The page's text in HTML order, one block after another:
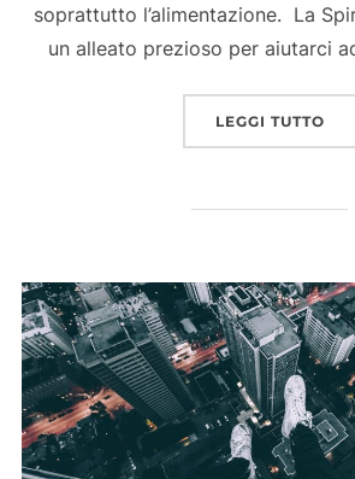
soprattutto l’alimentazione. La
un alleato prezioso per aiutarci
LEGGI TUTTO